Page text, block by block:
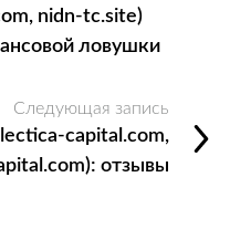
nidn-tc.site)
ловушки
Следующая запись
capital.com,
отзывы